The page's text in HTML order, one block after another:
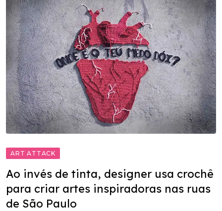
ART ATTACK
Ao invés de tinta, designer usa crochê
para criar artes inspiradoras nas ruas
de São Paulo